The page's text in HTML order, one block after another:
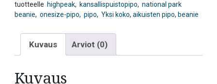
tuotteelle highpeak, kansallispuistopipo, national park
beanie, onesize-pipo, pipo, Yksi koko, aikuisten pipo, beanie
Kuvaus Arviot (0)
Kuvaus